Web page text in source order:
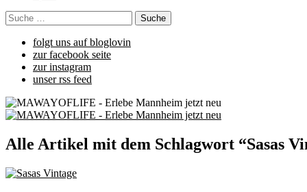
folgt uns auf bloglovin
zur facebook seite
zur instagram
unser rss feed
Alle Artikel mit dem Schlagwort “Sasas